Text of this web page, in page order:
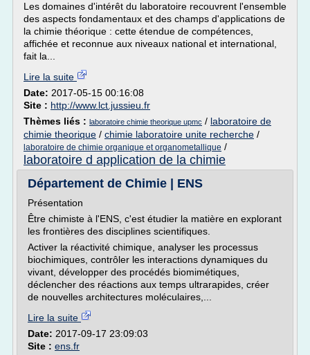
Les domaines d'intérêt du laboratoire recouvrent l'ensemble
des aspects fondamentaux et des champs d'applications de
la chimie théorique : cette étendue de compétences,
affichée et reconnue aux niveaux national et international,
fait la...
Lire la suite
Date: 2017-05-15 00:16:08
Site : http://www.lct.jussieu.fr
Thèmes liés : laboratoire chimie theorique upmc / laboratoire de
chimie theorique / chimie laboratoire unite recherche /
laboratoire de chimie organique et organometallique /
laboratoire d application de la chimie
Département de Chimie | ENS
Présentation
Être chimiste à l'ENS, c'est étudier la matière en explorant
les frontières des disciplines scientifiques.
Activer la réactivité chimique, analyser les processus
biochimiques, contrôler les interactions dynamiques du
vivant, développer des procédés biomimétiques,
déclencher des réactions aux temps ultrarapides, créer
de nouvelles architectures moléculaires,...
Lire la suite
Date: 2017-09-17 23:09:03
Site : ens.fr